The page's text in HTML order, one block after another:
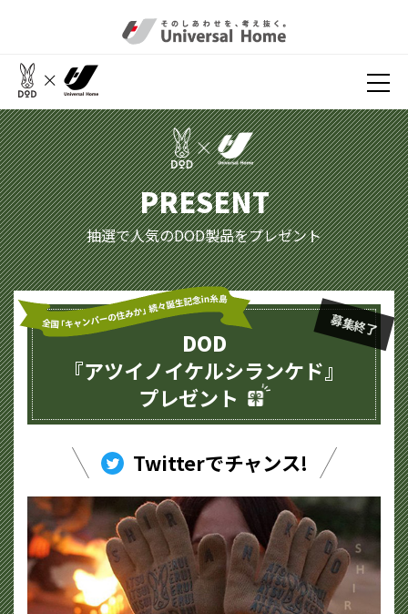
PRESENT
抽選で人気のDOD製品をプレゼント
DOD
『アツイノイケルシランケド』
プレゼント
募集終了
Twitterでチャンス!